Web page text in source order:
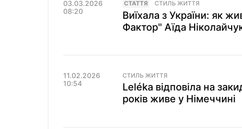
03.03.2026
08:20
СТАТТЯ СТИЛЬ ЖИТТЯ
Виїхала з України: як
Фактор" Аїда
11.02.2026
10:54
СТИЛЬ ЖИТТЯ
Leléka відповіла на
років живе у Німеччині